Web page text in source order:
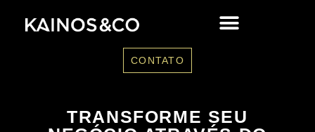
CONTATO
TRANSFORME SEU